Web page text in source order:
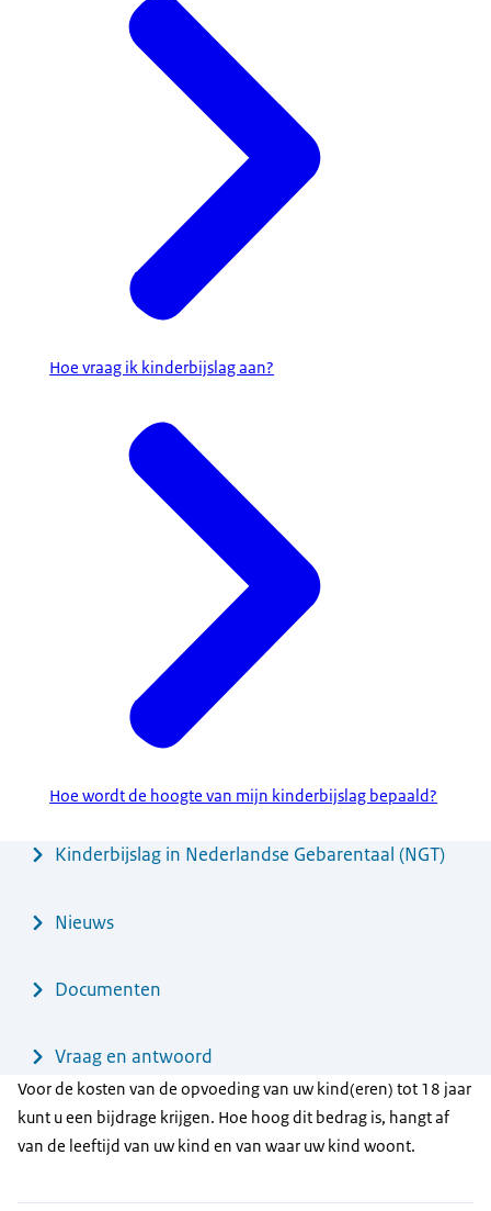
Hoe vraag ik kinderbijslag aan?
Hoe wordt de hoogte van mijn kinderbijslag bepaald?
MenuKinderbijslag in Nederlandse Gebarentaal (NGT)
Nieuws
Documenten
Vraag en antwoord
Voor de kosten van de opvoeding van uw kind(eren) tot 18 jaar
kunt u een bijdrage krijgen. Hoe hoog dit bedrag is, hangt af
van de leeftijd van uw kind en van waar uw kind woont.